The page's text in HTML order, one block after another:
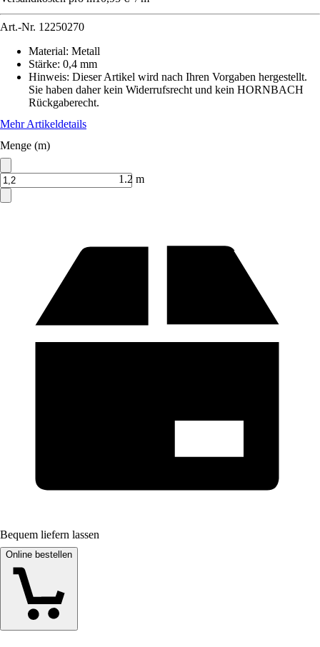
Art.-Nr. 12250270
Material: Metall
Stärke: 0,4 mm
Hinweis: Dieser Artikel wird nach Ihren Vorgaben hergestellt.
Sie haben daher kein Widerrufsrecht und kein HORNBACH
Rückgaberecht.
Mehr Artikeldetails
Menge (m)
1.2 m
Bequem liefern lassen
Online bestellen